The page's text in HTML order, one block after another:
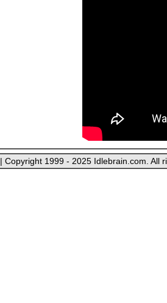
| Copyright 1999 - 2025 Idlebrain.com. All